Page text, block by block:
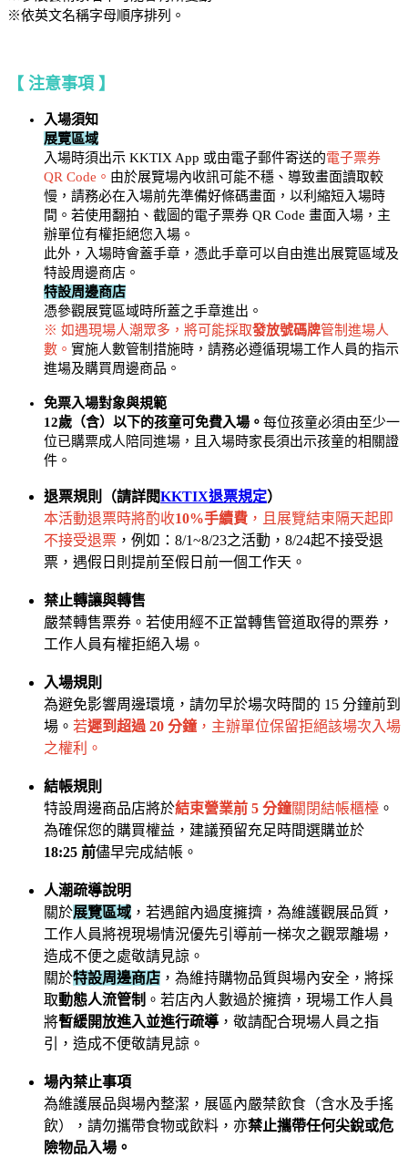
※依英文名稱字母順序排列。
【 注意事項 】
入場須知
展覽區域
入場時須出示 KKTIX App 或由電子郵件寄送的電子票券
QR Code。 由於展覽場內收訊可能不穩、導致畫面讀取較
慢，請務必在入場前先準備好條碼畫面，以利縮短入場時
間。若使用翻拍、截圖的電子票券 QR Code 畫面入場，主
辦單位有權拒絕您入場。
此外，入場時會蓋手章，憑此手章可以自由進出展覽區域及
特設周邊商店。
特設周邊商店
憑參觀展覽區域時所蓋之手章進出。
※ 如遇現場人潮眾多，將可能採取發放號碼牌管制進場人
數。 實施人數管制措施時，請務必遵循現場工作人員的指示
進場及購買周邊商品。
免票入場對象與規範
12歲（含）以下的孩童可免費入場。 每位孩童必須由至少一
位已購票成人陪同進場，且入場時家長須出示孩童的相關證
件。
退票規則（請詳閱KKTIX退票規定）
本活動退票時將酌收10%手續費 ，且展覽結束隔天起即
不接受退票 ，例如：8/1~8/23之活動，8/24起不接受退
票，遇假日則提前至假日前一個工作天。
禁止轉讓與轉售
嚴禁轉售票券。若使用經不正當轉售管道取得的票券，
工作人員有權拒絕入場。
入場規則
為避免影響周邊環境，請勿早於場次時間的 15 分鐘前到
場。 若遲到超過 20 分鐘，主辦單位保留拒絕該場次入場
之權利。
結帳規則
特設周邊商品店將於結束營業前 5 分鐘關閉結帳櫃檯 。
為確保您的購買權益，建議預留充足時間選購並於
18:25 前儘早完成結帳。
人潮疏導說明
關於展覽區域 ，若遇館內過度擁擠，為維護觀展品質，
工作人員將視現場情況優先引導前一梯次之觀眾離場，
造成不便之處敬請見諒。
關於特設周邊商店 ，為維持購物品質與場內安全，將採
取動態人流管制 。若店內人數過於擁擠，現場工作人員
將暫緩開放進入並進行疏導，敬請配合現場人員之指
引，造成不便敬請見諒。
場內禁止事項
為維護展品與場內整潔，展區內嚴禁飲食（含水及手搖
飲），請勿攜帶食物或飲料，亦禁止攜帶任何尖銳或危
險物品入場。